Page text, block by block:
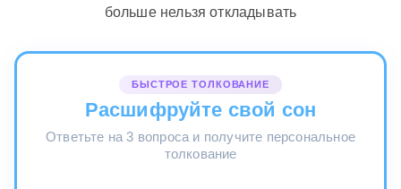
больше нельзя откладывать
БЫСТРОЕ ТОЛКОВАНИЕ
Расшифруйте свой сон
Ответьте на 3 вопроса и получите персональное
толкование